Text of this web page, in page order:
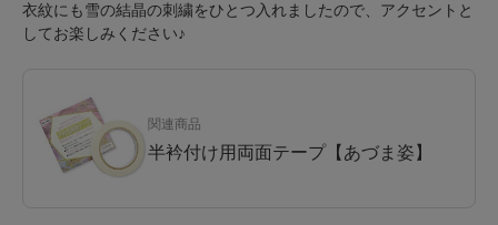
衣紋にも雪の結晶の刺繍をひとつ入れましたので、アクセントと
してお楽しみください♪
関連商品
半衿付け用両面テープ【あづま姿】